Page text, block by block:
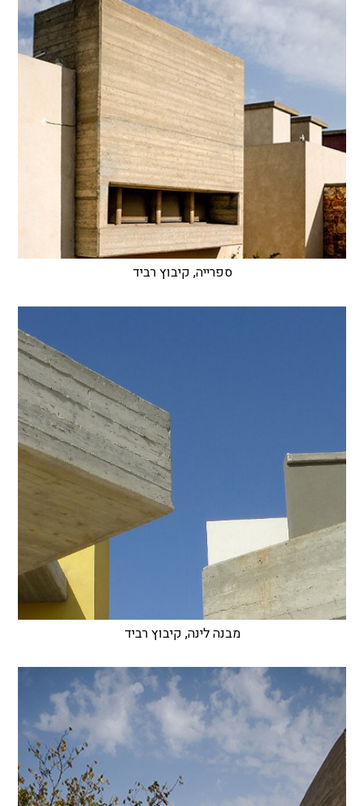
ספרייה, קיבוץ רביד
מבנה לינה, קיבוץ רביד